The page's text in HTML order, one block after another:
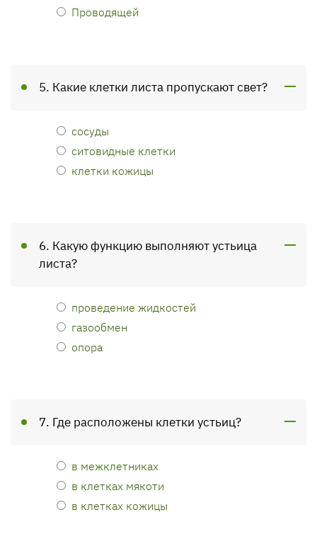
Проводящей
5. Какие клетки листа пропускают свет?
сосуды
ситовидные клетки
клетки кожицы
6. Какую функцию выполняют устьица
листа?
проведение жидкостей
газообмен
опора
7. Где расположены клетки устьиц?
в межклетниках
в клетках мякоти
в клетках кожицы